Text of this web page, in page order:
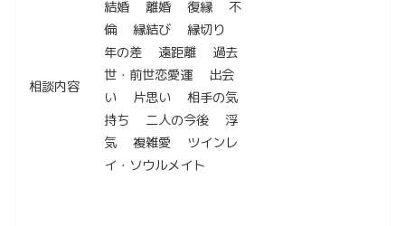
相談内容
結婚 離婚 復縁 不
倫 縁結び 縁切り
年の差 遠距離 過去
世・前世恋愛運 出会
い 片思い 相手の気
持ち 二人の今後 浮
気 複雑愛 ツインレ
イ・ソウルメイト